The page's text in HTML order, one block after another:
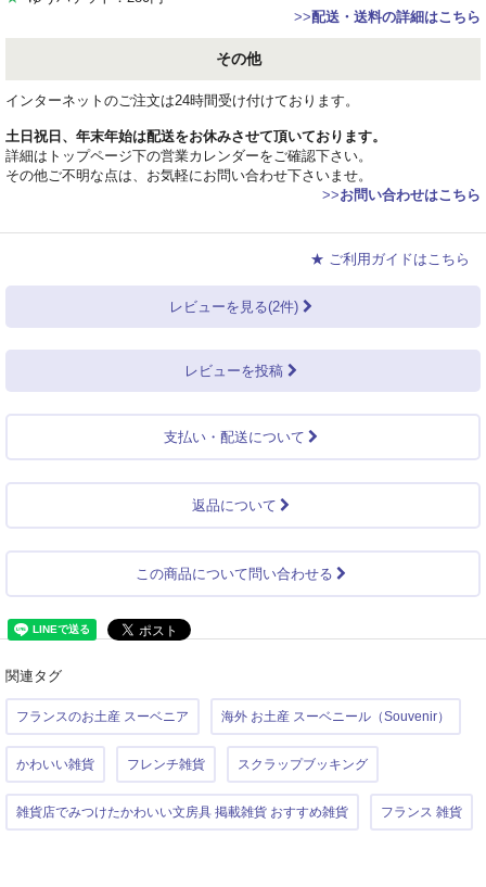
>>配送・送料の詳細はこちら
その他
インターネットのご注文は24時間受け付けております。
土日祝日、年末年始は配送をお休みさせて頂いております。
詳細はトップページ下の営業カレンダーをご確認下さい。
その他ご不明な点は、お気軽にお問い合わせ下さいませ。
>>お問い合わせはこちら
★ ご利用ガイドはこちら
レビューを見る(2件)
レビューを投稿
支払い・配送について
返品について
この商品について問い合わせる
関連タグ
フランスのお土産 スーベニア 海外 お土産 スーベニール（Souvenir）
かわいい雑貨 フレンチ雑貨 スクラップブッキング
雑貨店でみつけたかわいい文房具 掲載雑貨 おすすめ雑貨 フランス 雑貨